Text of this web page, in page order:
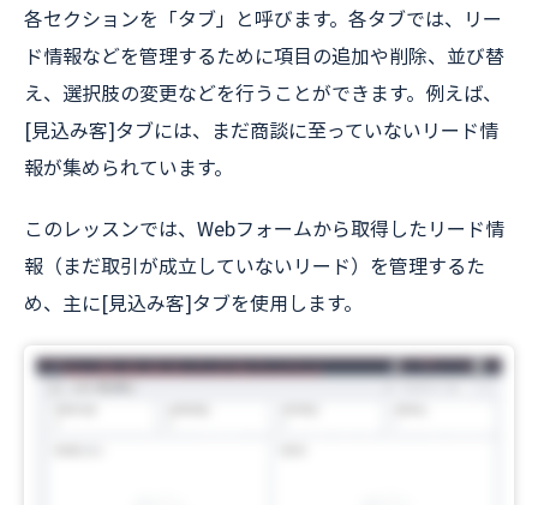
各セクションを「タブ」と呼びます。各タブでは、リー
ド情報などを管理するために項目の追加や削除、並び替
え、選択肢の変更などを行うことができます。例えば、
[見込み客]タブには、まだ商談に至っていないリード情
報が集められています。
このレッスンでは、Webフォームから取得したリード情
報（まだ取引が成立していないリード）を管理するた
め、主に[見込み客]タブを使用します。